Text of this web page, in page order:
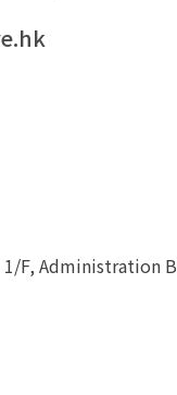
F, Administration